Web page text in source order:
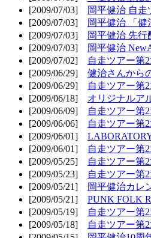
[2009/07/03]
岡平健治 自走
[2009/07/03]
岡平健治 「
[2009/07/03]
岡平健治 先行
[2009/07/03]
岡平健治
[2009/07/02]
自走ツアー第
[2009/06/29] 健治さんから
[2009/06/29]
自走ツアー第
[2009/06/18] オリジナルア
[2009/06/09]
自走ツアー第
[2009/06/06]
自走ツアー第
[2009/06/01]
[2009/06/01]
自走ツアー第
[2009/05/25]
自走ツアー第
[2009/05/23]
自走ツアー第
[2009/05/21]
岡平健治カレ
[2009/05/21] PUNK FOLK
[2009/05/19]
自走ツアー第
[2009/05/18]
自走ツアー第